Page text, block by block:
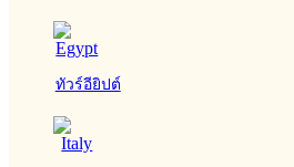
ทัวร์อียิปต์